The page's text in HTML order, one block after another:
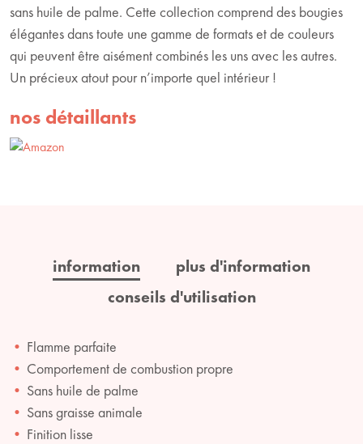
sans huile de palme. Cette collection comprend des bougies
élégantes dans toute une gamme de formats et de couleurs
qui peuvent être aisément combinés les uns avec les autres.
Un précieux atout pour n’importe quel intérieur !
nos détaillants
information
plus d'information
conseils d'utilisation
Flamme parfaite
Comportement de combustion propre
Sans huile de palme
Sans graisse animale
Finition lisse